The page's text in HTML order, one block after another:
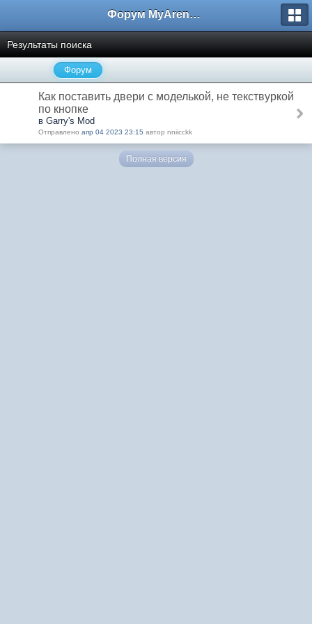
Форум MyArena.ru
Результаты поиска
Форум
Как поставить двери с моделькой, не текствуркой
по кнопке
в Garry's Mod
Отправлено апр 04 2023 23:15 автор nniicckk
Полная версия